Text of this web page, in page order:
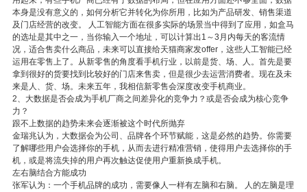
本身是没有意义的，如何分析它并转化为你所用，比如为产品研发、销售渠道
及门店经营的改变。 人工智能方面在很多实际的场景当中得到了应用，如盒马
的选址是其中之一，当你输入一个地址，可以计算出1～3月内每天的客流情
况，适合售卖什么商品，未来可以直接给天猫商家发offer，这些人工智能已经
运用在零售上了。从新零售的角度看手机行业，以前是货、场、人。首先是要
拿到很好的货要找到比较好的门店来售卖，但是很少去运营消费者。现在及未
来是人、货、场。未来五年，我相信新零售会深度改变手机商业。
2、大数据是否会成为手机厂商之间差异化的竞争力？或是否会成为核心竞争
力？
跟不上数据的趋势未来会逐渐被这个时代所抛弃
金瑞兆认为，大数据会为公司、品牌各个环节赋能，这是必然的趋势。你需要
了解哪些用户会选择你的手机，从而去进行精准营销，使得用户去选择你的手
机，或是将流失掉的用户再次触达促使用户重新换成手机。
左右脑结合方能成功
张军认为：一个手机品牌的成功，需要像人一样有左脑和右脑。 人的左脑是理